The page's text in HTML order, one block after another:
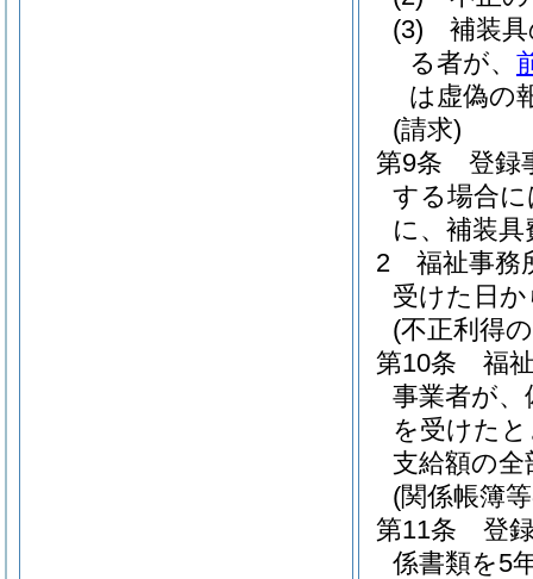
(3)
補装
る者が、
は虚偽の
(請求)
第9条
登録
する場合に
に、補装
2
福祉事務
受けた日
(不正利得
第10条
福
事業者が
を受けた
支給額の
(関係帳簿
第11条
登
係書類を5